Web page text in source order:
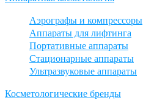
Аэрографы и компрессоры
Аппараты для лифтинга
Портативные аппараты
Стационарные аппараты
Ультразвуковые аппараты
Косметологические бренды